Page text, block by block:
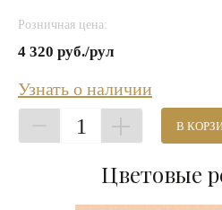
Розничная цена:
4 320 руб./рул
Узнать о наличии
1 В
Цветовые